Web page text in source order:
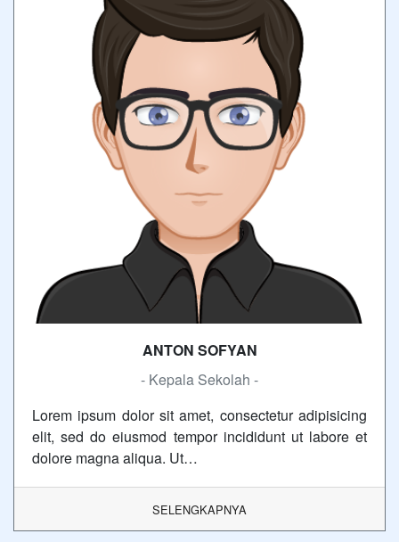
ANTON SOFYAN
- Kepala Sekolah -
Lorem ipsum dolor sit amet, consectetur adipisicing
elit, sed do eiusmod tempor incididunt ut labore et
dolore magna aliqua. Ut…
SELENGKAPNYA